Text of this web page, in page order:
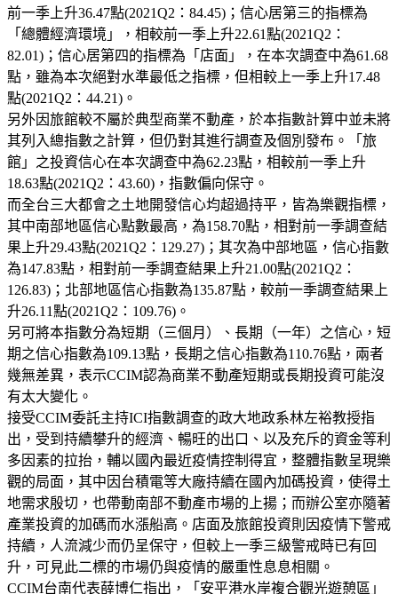
前一季上升36.47點(2021Q2：84.45)；信心居第三的指標為
「總體經濟環境」，相較前一季上升22.61點(2021Q2：
82.01)；信心居第四的指標為「店面」，在本次調查中為61.68
點，雖為本次絕對水準最低之指標，但相較上一季上升17.48
點(2021Q2：44.21)。
另外因旅館較不屬於典型商業不動產，於本指數計算中並未將
其列入總指數之計算，但仍對其進行調查及個別發布。「旅
館」之投資信心在本次調查中為62.23點，相較前一季上升
18.63點(2021Q2：43.60)，指數偏向保守。
而全台三大都會之土地開發信心均超過持平，皆為樂觀指標，
其中南部地區信心點數最高，為158.70點，相對前一季調查結
果上升29.43點(2021Q2：129.27)；其次為中部地區，信心指數
為147.83點，相對前一季調查結果上升21.00點(2021Q2：
126.83)；北部地區信心指數為135.87點，較前一季調查結果上
升26.11點(2021Q2：109.76)。
另可將本指數分為短期（三個月）、長期（一年）之信心，短
期之信心指數為109.13點，長期之信心指數為110.76點，兩者
幾無差異，表示CCIM認為商業不動產短期或長期投資可能沒
有太大變化。
接受CCIM委託主持ICI指數調查的政大地政系林左裕教授指
出，受到持續攀升的經濟、暢旺的出口、以及充斥的資金等利
多因素的拉抬，輔以國內最近疫情控制得宜，整體指數呈現樂
觀的局面，其中因台積電等大廠持續在國內加碼投資，使得土
地需求殷切，也帶動南部不動產市場的上揚；而辦公室亦隨著
產業投資的加碼而水漲船高。店面及旅館投資則因疫情下警戒
持續，人流減少而仍呈保守，但較上一季三級警戒時已有回
升，可見此二標的市場仍與疫情的嚴重性息息相關。
CCIM台南代表薛博仁指出，「安平港水岸複合觀光遊憩區」